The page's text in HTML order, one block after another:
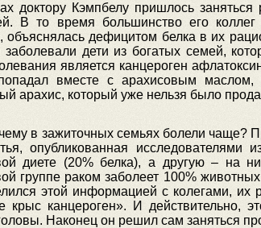
доктору Кэмпбелу пришлось
В то время большинство его
объяснялась дефицитом белка в их
заболевали дети из богатых семей,
является канцероген
вместе с арахисовым
арахис, который уже нельзя было
в зажиточных семьях болели чаще?
опубликованная
диете (20% белка), а другую – на
группе раком заболеет 100%
этой информацией с колегами,
крыс канцероген». И
Наконец он решил сам заняться